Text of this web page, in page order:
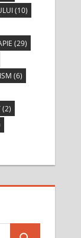
(10)
(29)
(6)
(2)